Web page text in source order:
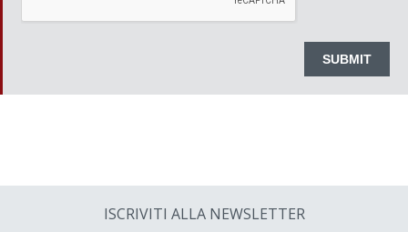
ISCRIVITI ALLA NEWSLETTER